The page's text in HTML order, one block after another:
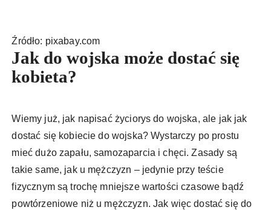
Źródło: pixabay.com
Jak do wojska może dostać się
kobieta?
Wiemy już, jak napisać życiorys do wojska, ale jak jak
dostać się kobiecie do wojska? Wystarczy po prostu
mieć dużo zapału, samozaparcia i chęci. Zasady są
takie same, jak u mężczyzn – jedynie przy teście
fizycznym są trochę mniejsze wartości czasowe bądź
powtórzeniowe niż u mężczyzn. Jak więc dostać się do